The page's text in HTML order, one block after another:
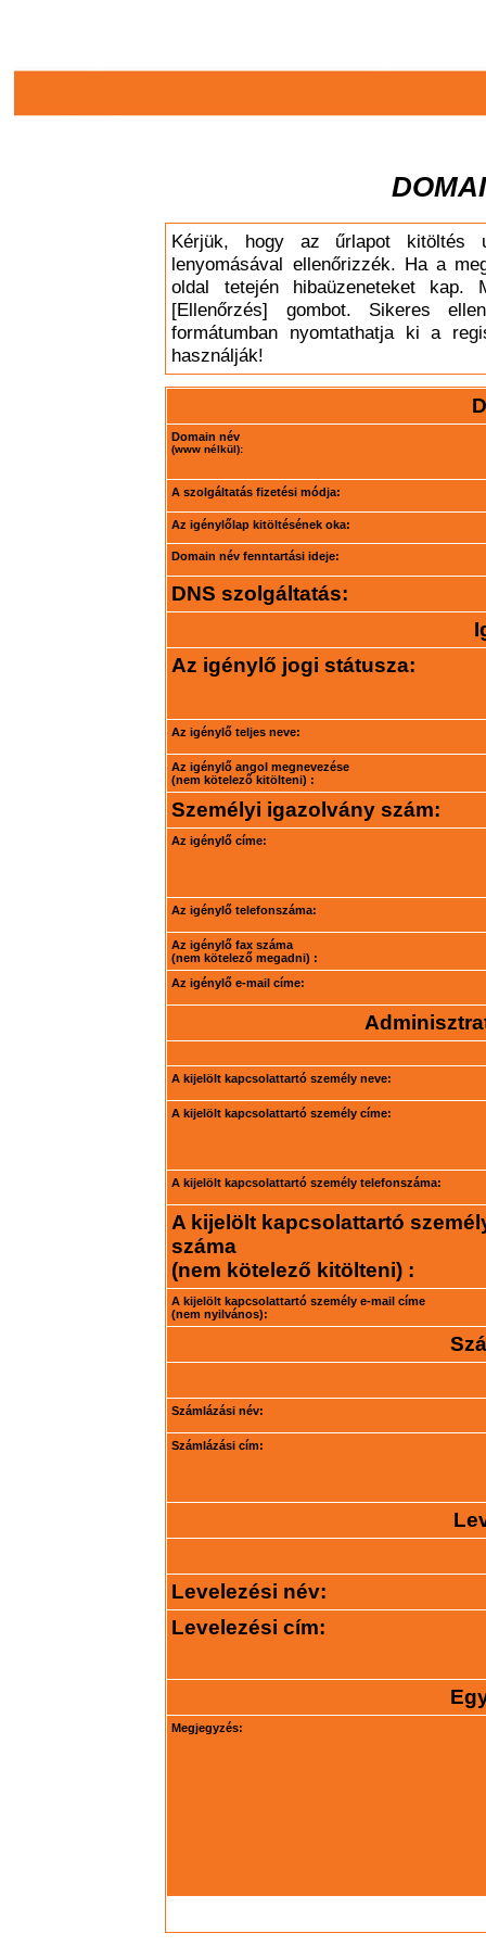
Kérjük, hogy az űrlapot kitöltés
lenyomásával ellenőrizzék. Ha a
oldal tetején hibaüzeneteket
[Ellenőrzés] gombot. Sikeres
formátumban nyomtathatja ki a
használják!
Domain név
(www nélkül):
A szolgáltatás fizetési módja:
Az igénylőlap kitöltésének oka:
Domain név fenntartási ideje:
DNS szolgáltatás:
Az igénylő jogi státusza:
Az igénylő teljes neve:
Az igénylő angol megnevezése
(nem kötelező kitölteni) :
Személyi igazolvány szám:
Az igénylő címe:
Az igénylő telefonszáma:
Az igénylő fax száma
(nem kötelező megadni) :
Az igénylő e-mail címe:
A kijelölt kapcsolattartó személy neve:
A kijelölt kapcsolattartó személy címe:
A kijelölt kapcsolattartó személy telefonszáma:
A kijelölt kapcsolattartó
száma
(nem kötelező kitölteni) :
A kijelölt kapcsolattartó személy e-mail címe
(nem nyilvános):
Számlázási név:
Számlázási cím:
Levelezési név:
Levelezési cím:
Megjegyzés: